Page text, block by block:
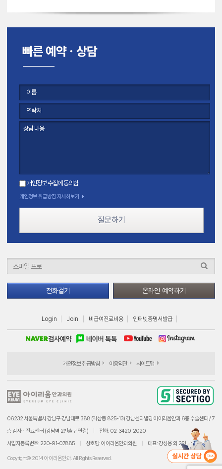
개인정보 수집에 동의함
개인정보 취급방침 자세히보기
질문하기
전화걸기 온라인 예약하기
Login Join 비급여진료비용 인터넷증명서발급
개인정보 취급방침 이용약관 사이트맵
06232 서울특별시 강남구 강남대로 388 (역삼동 825-13) 강남센타빌딩 아이리움안과 6층 수술센터 / 7
층 검사ㆍ진료센터 (강남역 2번출구 연결)
전화: 02-3420-2020
사업자등록번호: 220-91-07885
상호명: 아이리움안과의원 대표: 강성용 외 2인
Copyright© 2014 아이리움안과. All Rights Reserved.